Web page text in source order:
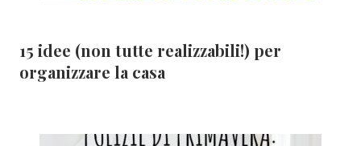
15 idee (non tutte realizzabili!) per
organizzare la casa